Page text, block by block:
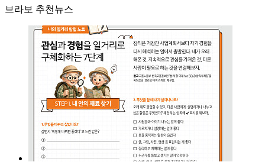
브라보 추천뉴스